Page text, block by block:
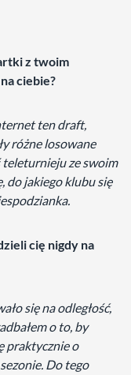
z twoim
ciebie?
ten draft,
różne losowane
teleturnieju ze swoim
do jakiego klubu się
cię nigdy na
się na odległość,
o to, by
praktycznie o
Do tego